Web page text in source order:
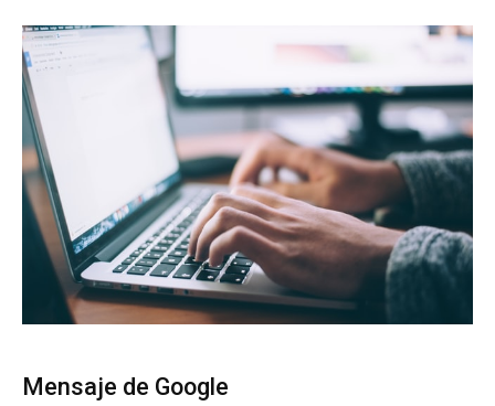
Mensaje de Google